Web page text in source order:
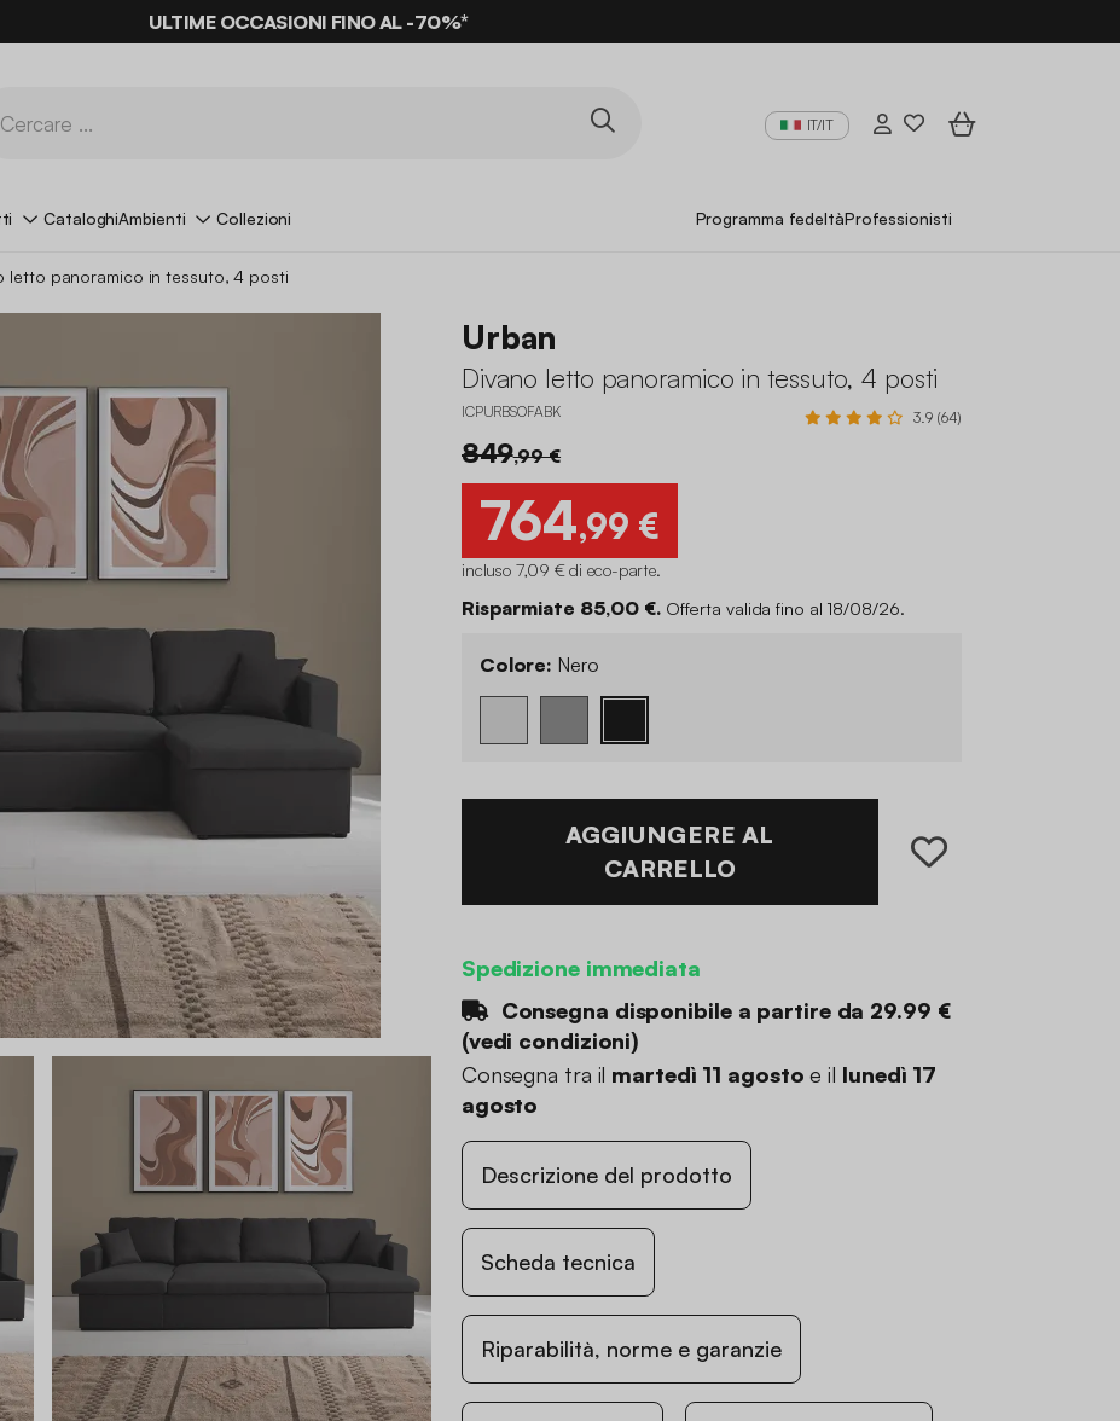
ULTIME OCCASIONI FINO AL -70%*
IT/IT
CataloghiAmbienti Collezioni Programma fedeltàProfessionisti
letto panoramico in tessuto, 4 posti
Urban
Divano letto panoramico in tessuto, 4 posti
ICPURBSOFABK 3.9 (64)
849,99 €
764,99 €
incluso 7,09 € di eco-parte.
Risparmiate 85,00 €. Offerta valida fino al 18/08/26.
Colore: Nero
AGGIUNGERE AL
CARRELLO
Spedizione immediata
Consegna disponibile a partire da 29.99 €
(vedi condizioni)
Consegna tra il martedì 11 agosto e il lunedì 17
agosto
Descrizione del prodotto
Scheda tecnica
Riparabilità, norme e garanzie